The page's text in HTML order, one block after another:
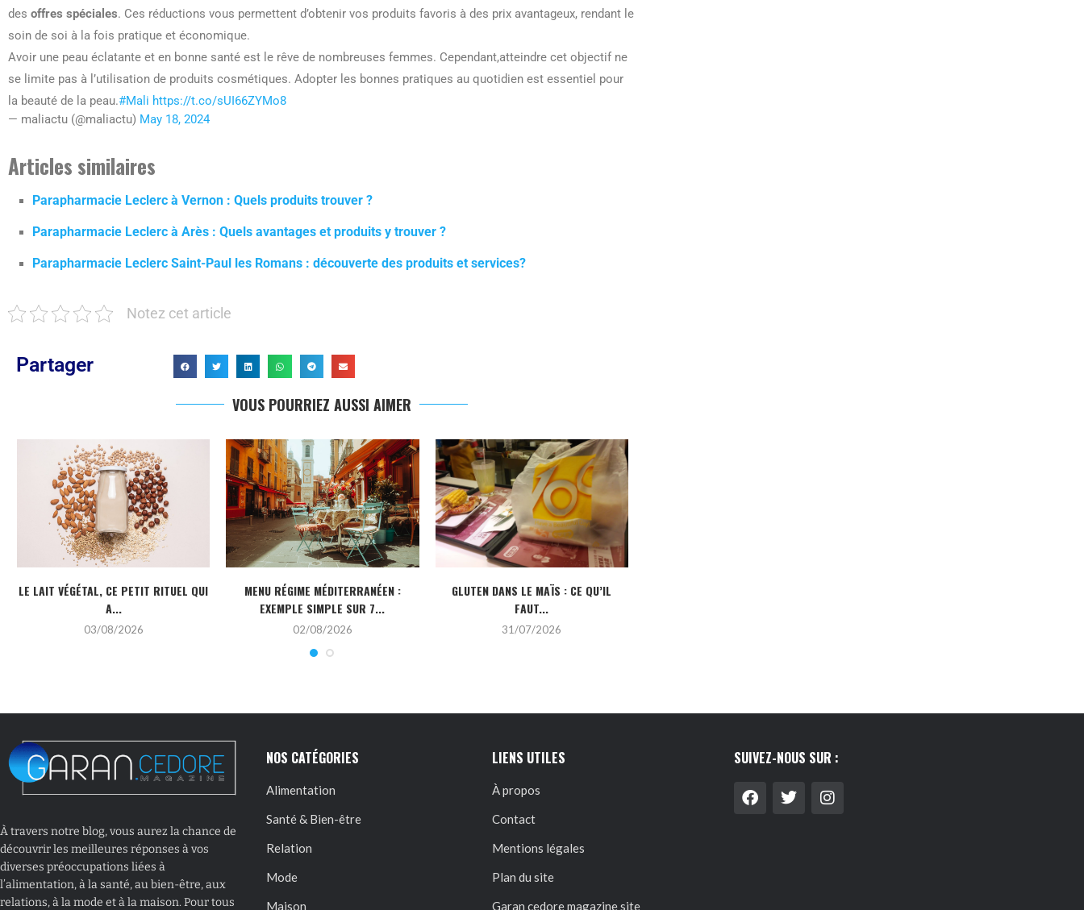
des offres spéciales. Ces réductions vous permettent d’obtenir vos produits favoris à des prix avantageux, rendant le
soin de soi à la fois pratique et économique.
Avoir une peau éclatante et en bonne santé est le rêve de nombreuses femmes. Cependant,atteindre cet objectif ne
se limite pas à l’utilisation de produits cosmétiques. Adopter les bonnes pratiques au quotidien est essentiel pour
la beauté de la peau.#Mali https://t.co/sUI66ZYMo8
— maliactu (@maliactu) May 18, 2024
Articles similaires
Parapharmacie Leclerc à Vernon : Quels produits trouver ?
Parapharmacie Leclerc à Arès : Quels avantages et produits y trouver ?
Parapharmacie Leclerc Saint-Paul les Romans : découverte des produits et services?
Notez cet article
Partager
VOUS POURRIEZ AUSSI AIMER
LE LAIT VÉGÉTAL, CE PETIT RITUEL QUI
A...
03/08/2026
MENU RÉGIME MÉDITERRANÉEN :
EXEMPLE SIMPLE SUR 7...
02/08/2026
GLUTEN DANS LE MAÏS : CE QU’IL
FAUT...
31/07/2026
À travers notre blog, vous aurez la chance de
découvrir les meilleures réponses à vos
diverses préoccupations liées à
l’alimentation, à la santé, au bien-être, aux
relations, à la mode et à la maison. Pour tous
NOS CATÉGORIES
Alimentation
Santé & Bien-être
Relation
Mode
Maison
LIENS UTILES
À propos
Contact
Mentions légales
Plan du site
Garan cedore magazine site
SUIVEZ-NOUS SUR :